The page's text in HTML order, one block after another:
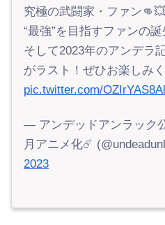
究極の武闘家・ファン👊💥
“最強”を目指すファンの
そして2023年のアンデラ
がラスト！ぜひお楽しみく
pic.twitter.com/OZIrYAS8Al
— アンデッドアンラック
月アニメ化☄️
2023